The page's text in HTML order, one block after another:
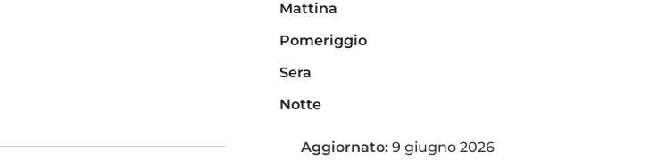
Mattina
Pomeriggio
Sera
Notte
Aggiornato: 9 giugno 2026